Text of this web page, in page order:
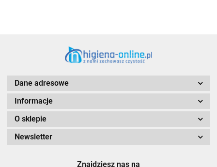
Dane adresowe
Informacje
O sklepie
Newsletter
Znajdziesz nas na